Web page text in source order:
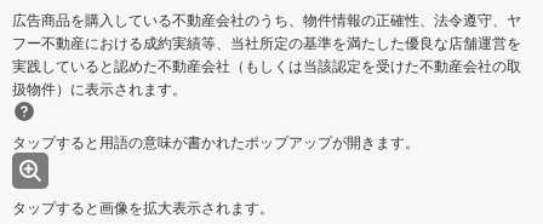
広告商品を購入している不動産会社のうち、物件情報の正確性、法令遵守、ヤ
フー不動産における成約実績等、当社所定の基準を満たした優良な店舗運営を
実践していると認めた不動産会社（もしくは当該認定を受けた不動産会社の取
扱物件）に表示されます。
タップすると用語の意味が書かれたポップアップが開きます。
タップすると画像を拡大表示されます。